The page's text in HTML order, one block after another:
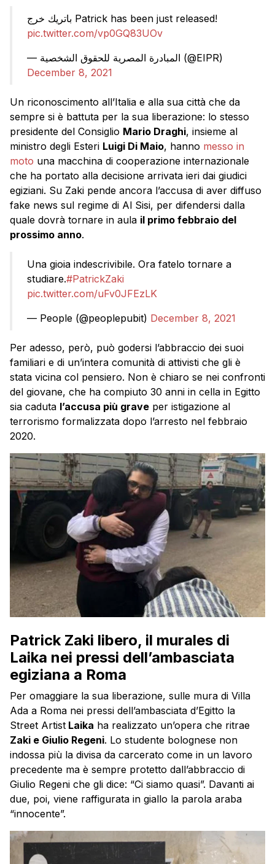
باتريك خرج Patrick has been just released!
pic.twitter.com/vp0GQ83UOv
— المبادرة المصرية للحقوق الشخصية (@EIPR)
December 8, 2021
Un riconoscimento all’Italia e alla sua città che da
sempre si è battuta per la sua liberazione: lo stesso
presidente del Consiglio Mario Draghi, insieme al
ministro degli Esteri Luigi Di Maio, hanno messo in
moto una macchina di cooperazione internazionale
che ha portato alla decisione arrivata ieri dai giudici
egiziani. Su Zaki pende ancora l’accusa di aver diffuso
fake news sul regime di Al Sisi, per difendersi dalla
quale dovrà tornare in aula il primo febbraio del
prossimo anno.
Una gioia indescrivibile. Ora fatelo tornare a
studiare.#PatrickZaki
pic.twitter.com/uFv0JFEzLK
— People (@peoplepubit) December 8, 2021
Per adesso, però, può godersi l’abbraccio dei suoi
familiari e di un’intera comunità di attivisti che gli è
stata vicina col pensiero. Non è chiaro se nei confronti
del giovane, che ha compiuto 30 anni in cella in Egitto
sia caduta l’accusa più grave per istigazione al
terrorismo formalizzata dopo l’arresto nel febbraio
2020.
Patrick Zaki libero, il murales di
Laika nei pressi dell’ambasciata
egiziana a Roma
Per omaggiare la sua liberazione, sulle mura di Villa
Ada a Roma nei pressi dell’ambasciata d’Egitto la
Street Artist Laika ha realizzato un’opera che ritrae
Zaki e Giulio Regeni. Lo studente bolognese non
indossa più la divisa da carcerato come in un lavoro
precedente ma è sempre protetto dall’abbraccio di
Giulio Regeni che gli dice: “Ci siamo quasi”. Davanti ai
due, poi, viene raffigurata in giallo la parola araba
“innocente”.